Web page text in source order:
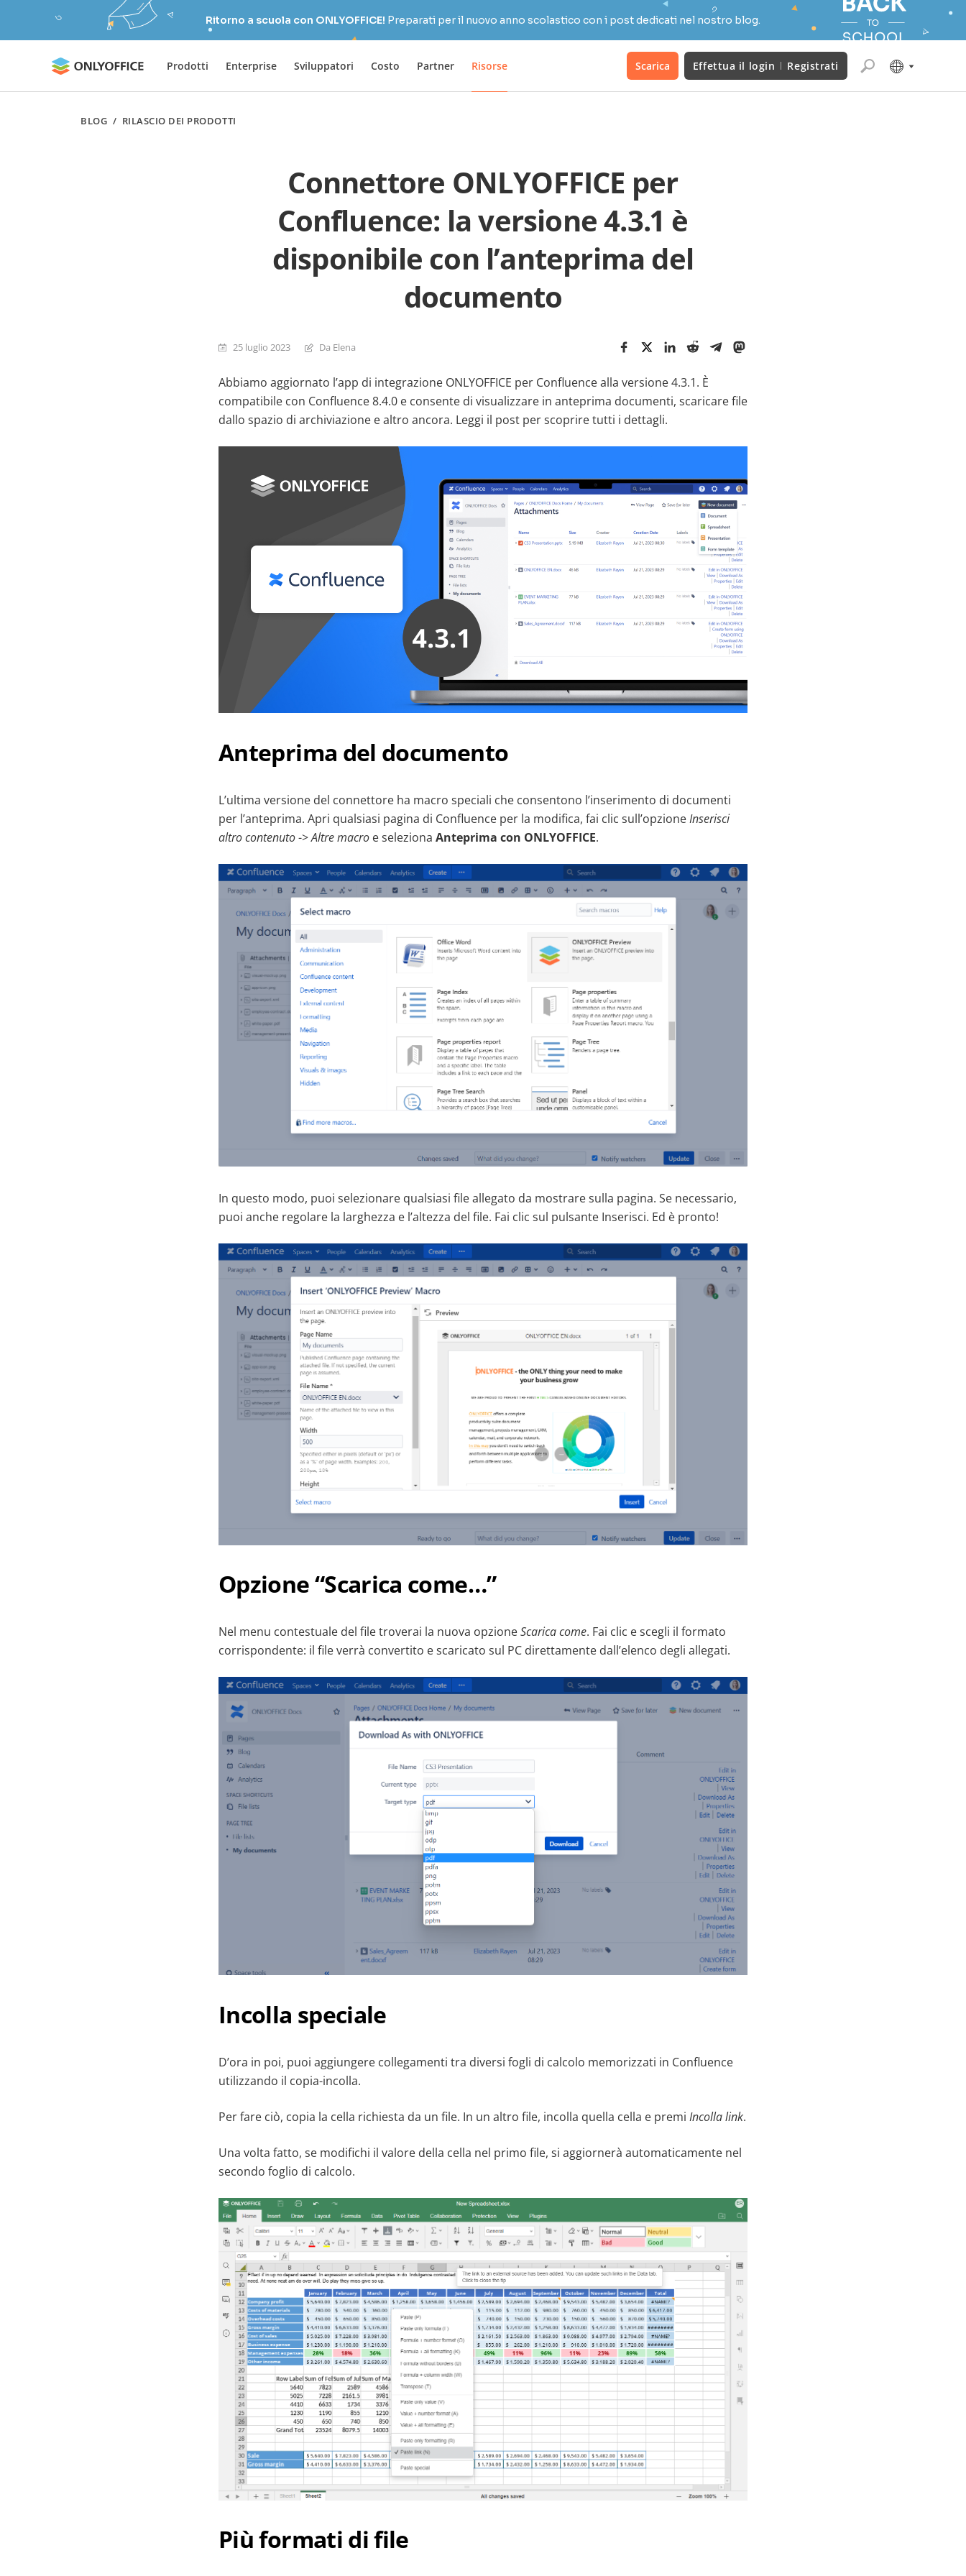
Ritorno a scuola con ONLYOFFICE! Preparati per il nuovo anno scolastico con i post dedicati nel nostro blog.
Prodotti Enterprise Sviluppatori Costo Partner Risorse Scarica Effettua il login Registrati
BLOG / RILASCIO DEI PRODOTTI
Connettore ONLYOFFICE per
Confluence: la versione 4.3.1 è
disponibile con l’anteprima del
documento
25 luglio 2023 Da Elena
Abbiamo aggiornato l’app di integrazione ONLYOFFICE per Confluence alla versione 4.3.1. È
compatibile con Confluence 8.4.0 e consente di visualizzare in anteprima documenti, scaricare file
dallo spazio di archiviazione e altro ancora. Leggi il post per scoprire tutti i dettagli.
Anteprima del documento
L’ultima versione del connettore ha macro speciali che consentono l’inserimento di documenti
per l’anteprima. Apri qualsiasi pagina di Confluence per la modifica, fai clic sull’opzioneInserisci
altro contenuto->Altre macro e seleziona Anteprima con ONLYOFFICE.
In questo modo, puoi selezionare qualsiasi file allegato da mostrare sulla pagina. Se necessario,
puoi anche regolare la larghezza e l’altezza del file. Fai clic sul pulsante Inserisci. Ed è pronto!
Opzione “Scarica come…”
Nel menu contestuale del file troverai la nuova opzioneScarica come. Fai clic e scegli il formato
corrispondente: il file verrà convertito e scaricato sul PC direttamente dall’elenco degli allegati.
Incolla speciale
D’ora in poi, puoi aggiungere collegamenti tra diversi fogli di calcolo memorizzati in Confluence
utilizzando il copia-incolla.
Per fare ciò, copia la cella richiesta da un file. In un altro file, incolla quella cella e premi Incolla link.
Una volta fatto, se modifichi il valore della cella nel primo file, si aggiornerà automaticamente nel
secondo foglio di calcolo.
Più formati di file